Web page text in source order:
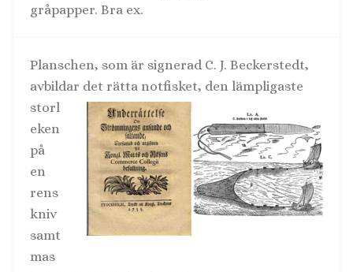
gråpapper. Bra ex.
Planschen, som är signerad C. J. Beckerstedt,
avbildar det rätta notfisket, den lämpligaste
storl
eken
på
en
rens
kniv
samt
mas